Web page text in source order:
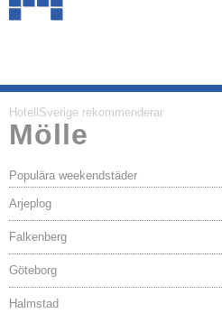
HotellSverige rekommenderar
Mölle
Populära weekendstäder
Arjeplog
Falkenberg
Göteborg
Halmstad